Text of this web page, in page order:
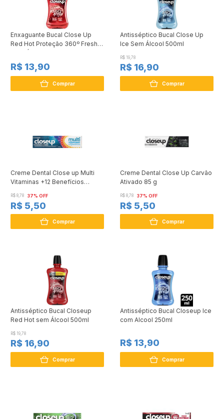
Enxaguante Bucal Close Up
Red Hot Proteção 360º Fresh
R$ 13,90
Comprar
Antisséptico Bucal Close Up
Ice Sem Álcool 500ml
R$ 19,78
R$ 16,90
Comprar
Creme Dental Close up Multi
Vitaminas +12 Benefícios
R$ 8,78 37% OFF
R$ 5,50
Comprar
Creme Dental Close Up Carvão
Ativado 85 g
R$ 8,78 37% OFF
R$ 5,50
Comprar
Antisséptico Bucal Closeup
Red Hot sem Álcool 500ml
R$ 19,78
R$ 16,90
Comprar
Antisséptico Bucal Closeup Ice
com Alcool 250ml
R$ 13,90
Comprar